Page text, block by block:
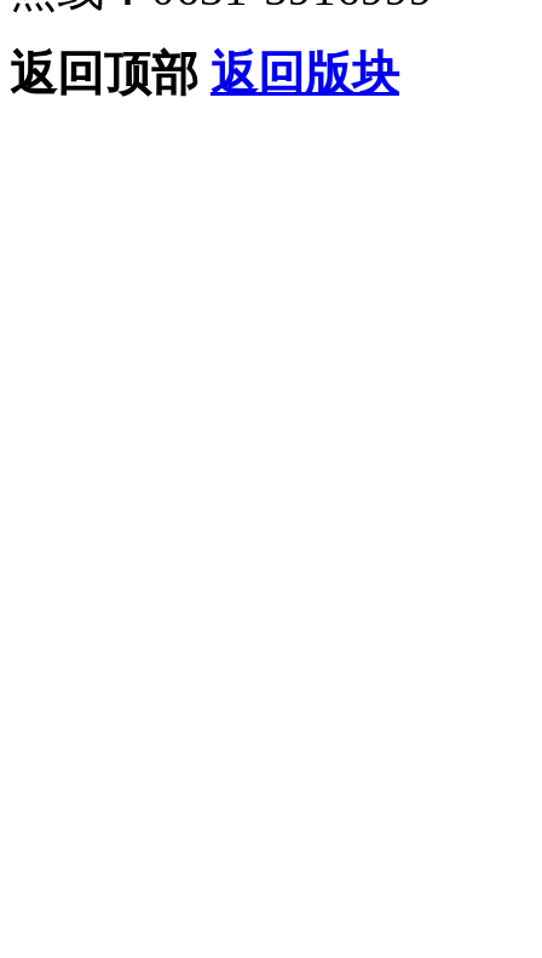
返回顶部 返回版块